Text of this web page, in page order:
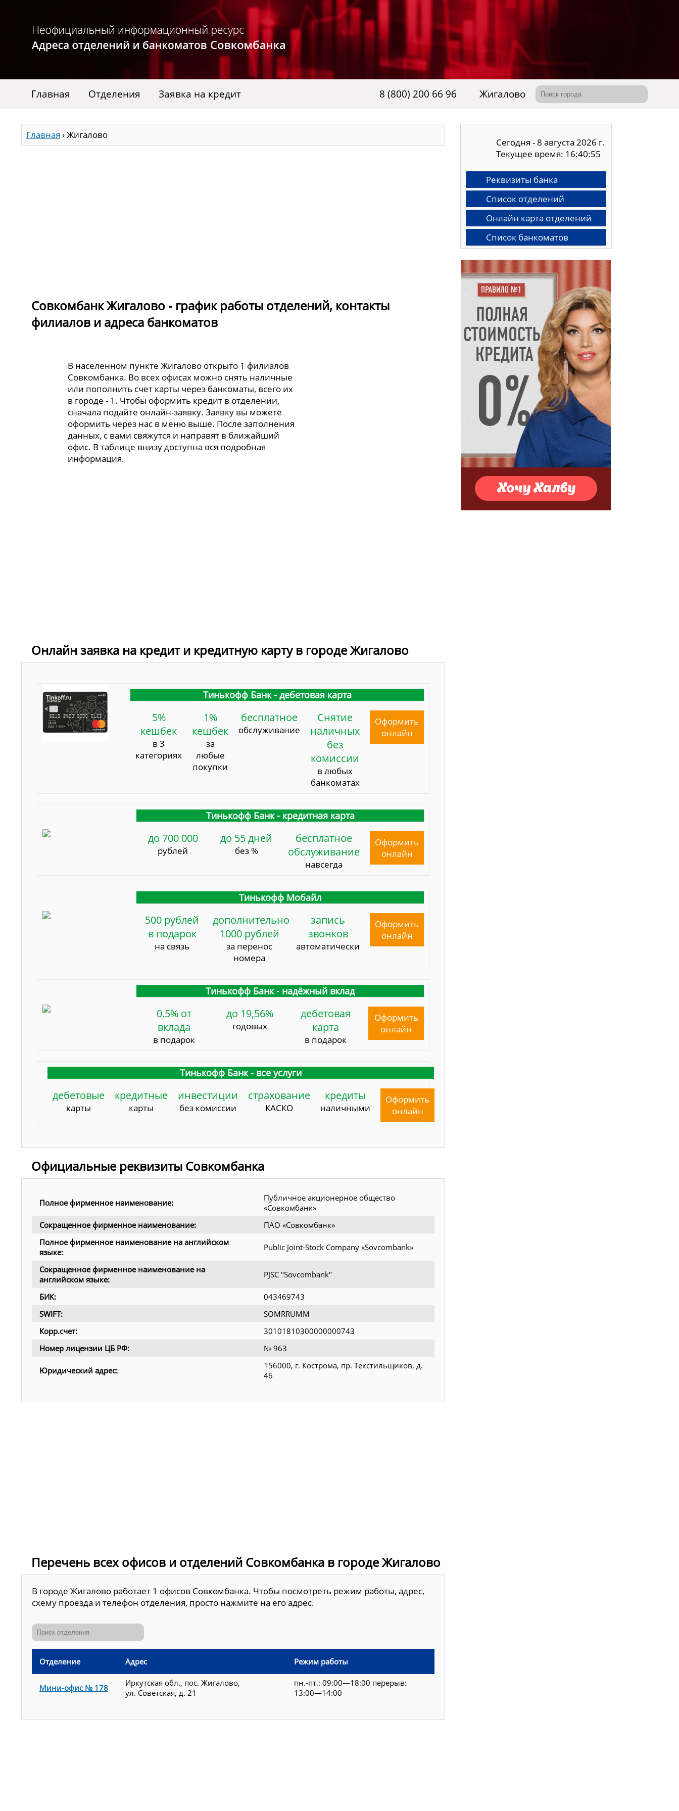
Главная Отделения Заявка на кредит 8 (800) 200 66 96 Жигалово
Главная ›Жигалово
Совкомбанк Жигалово - график работы отделений, контакты
филиалов и адреса банкоматов
В населенном пункте Жигалово открыто 1 филиалов
Совкомбанка. Во всех офисах можно снять наличные
или пополнить счет карты через банкоматы, всего их
в городе - 1. Чтобы оформить кредит в отделении,
сначала подайте онлайн-заявку. Заявку вы можете
оформить через нас в меню выше. После заполнения
данных, с вами свяжутся и направят в ближайший
офис. В таблице внизу доступна вся подробная
информация.
Онлайн заявка на кредит и кредитную карту в городе Жигалово
Тинькофф Банк - дебетовая карта
5%
кешбек
в 3
категориях
1%
кешбек
за
любые
покупки
бесплатное
обслуживание
Снятие
наличных
без
комиссии
в любых
банкоматах
Оформить
онлайн
Тинькофф Банк - кредитная карта
до 700 000
рублей
до 55 дней
без %
бесплатное
обслуживание
навсегда
Оформить
онлайн
Тинькофф Мобайл
500 рублей
в подарок
на связь
дополнительно
1000 рублей
за перенос
номера
запись
звонков
автоматически
Оформить
онлайн
Тинькофф Банк - надёжный вклад
0.5% от
вклада
в подарок
до 19,56%
годовых
дебетовая
карта
в подарок
Оформить
онлайн
Тинькофф Банк - все услуги
дебетовые
карты
кредитные
карты
инвестиции
без комиссии
страхование
КАСКО
кредиты
наличными
Оформить
онлайн
Официальные реквизиты Совкомбанка
Полное фирменное наименование:
Публичное акционерное общество
«Совкомбанк»
Сокращенное фирменное наименование:
ПАО «Совкомбанк»
Полное фирменное наименование на английском
языке:
Public Joint-Stock Company «Sovcombank»
Сокращенное фирменное наименование на
английском языке:
PJSC "Sovcombank"
БИК:
043469743
SWIFT:
SOMRRUMM
Корр.счет:
30101810300000000743
Номер лицензии ЦБ РФ:
№ 963
Юридический адрес:
156000, г. Кострома, пр. Текстильщиков, д.
46
Перечень всех офисов и отделений Совкомбанка в городе Жигалово
В городе Жигалово работает 1 офисов Совкомбанка. Чтобы посмотреть режим работы, адрес,
схему проезда и телефон отделения, просто нажмите на его адрес.
Отделение Адрес Режим работы
Мини-офис № 178
Иркутская обл., пос. Жигалово,
ул. Советская, д. 21
пн.-пт.: 09:00—18:00 перерыв:
13:00—14:00
Сегодня - 8 августа 2026 г.
Текущее время: 16:40:56
Реквизиты банка
Список отделений
Онлайн карта отделений
Список банкоматов